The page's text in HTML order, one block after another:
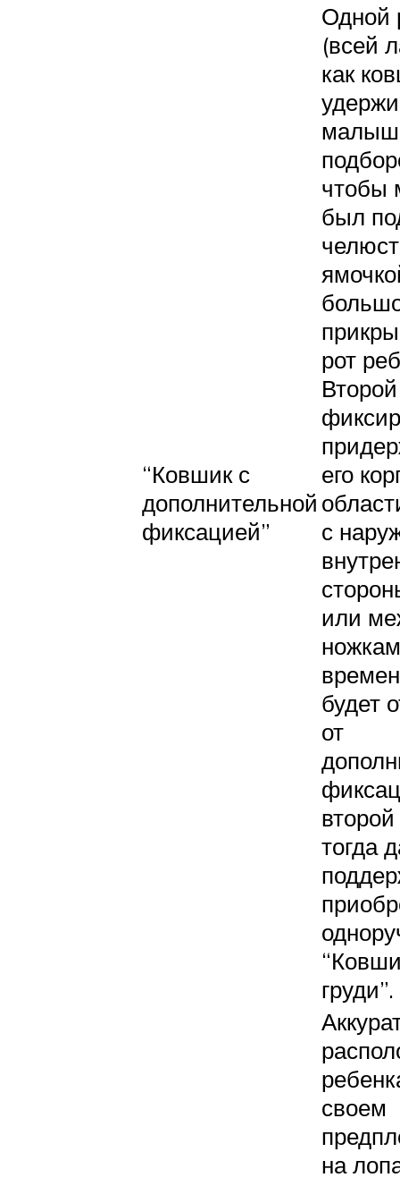
“Ковшик с
дополнительной
фиксацией”
Одной
(всей
как
чтобы
был
рот
его
с
или
будет
от
тогда
груди”.
своем
на